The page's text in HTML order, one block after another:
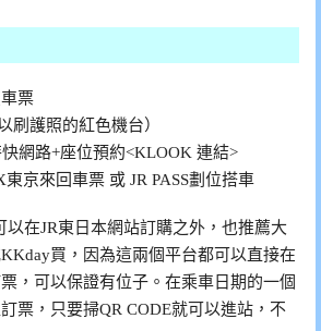
票
刷護照的紅色機台）
網路+座位預約<KLOOK 連結>
東京來回車票 或 JR PASS劃位搭車
以在JR東日本網站訂購之外，也推薦大
買，因為這兩個平台都可以直接在
，可以保證有位子。在乘車日期的一個
票，只要掃QR CODE就可以進站，不